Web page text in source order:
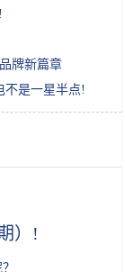
牌新篇章
不是一星半点!
，比健身房还划算
）!